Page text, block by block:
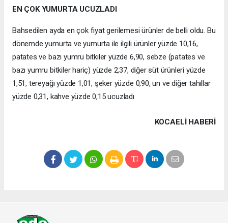
EN ÇOK YUMURTA UCUZLADI
Bahsedilen ayda en çok fiyat gerilemesi ürünler de belli oldu. Bu
dönemde yumurta ve yumurta ile ilgili ürünler yüzde 10,16,
patates ve bazı yumru bitkiler yüzde 6,90, sebze (patates ve
bazı yumru bitkiler hariç) yüzde 2,37, diğer süt ürünleri yüzde
1,51, tereyağı yüzde 1,01, şeker yüzde 0,90, un ve diğer tahıllar
yüzde 0,31, kahve yüzde 0,15 ucuzladı
KOCAELI HABERİ